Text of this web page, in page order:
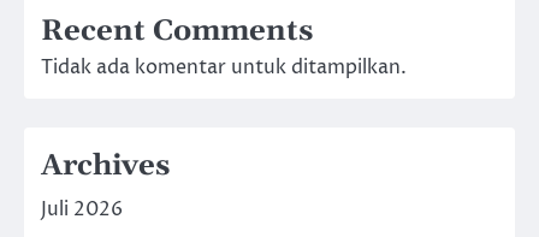
Recent Comments
Tidak ada komentar untuk ditampilkan.
Archives
Juli 2026